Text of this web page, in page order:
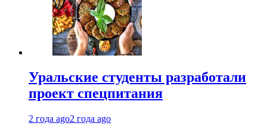
Уральские студенты разработали
проект спецпитания
2 года ago2 года ago